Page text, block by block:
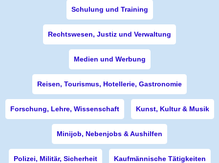
Schulung und Training
Rechtswesen, Justiz und Verwaltung
Medien und Werbung
Reisen, Tourismus, Hotellerie, Gastronomie
Forschung, Lehre, Wissenschaft Kunst, Kultur & Musik
Minijob, Nebenjobs & Aushilfen
Polizei, Militär, Sicherheit Kaufmännische Tätigkeiten